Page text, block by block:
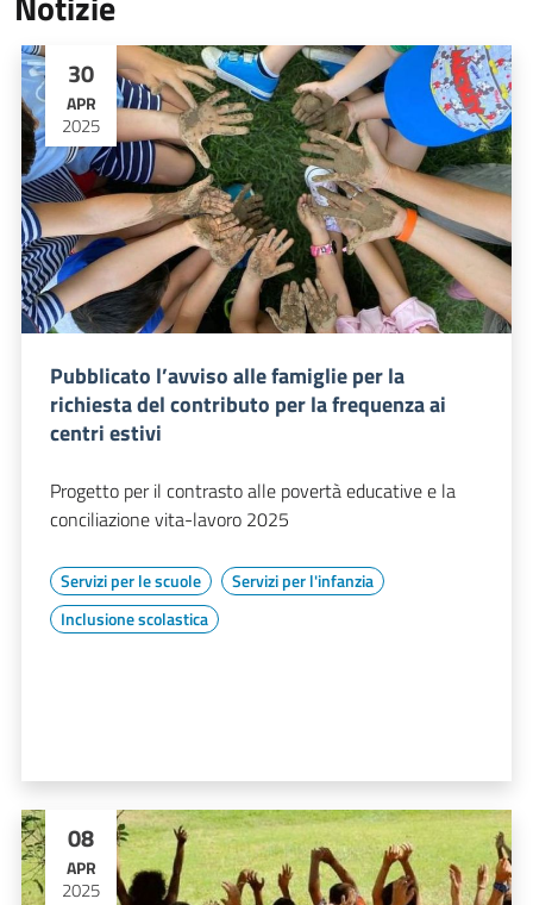
30
APR
2025
Pubblicato l’avviso alle famiglie per la
richiesta del contributo per la frequenza ai
centri estivi
Progetto per il contrasto alle povertà educative e la
conciliazione vita-lavoro 2025
Servizi per le scuole
Servizi per l'infanzia
Inclusione scolastica
08
APR
2025